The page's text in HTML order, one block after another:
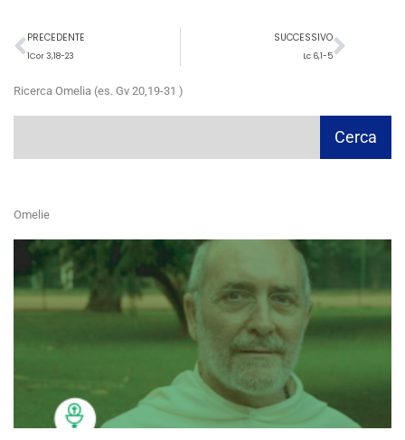
Precedente
PRECEDENTE
1Cor 3,18-23
SUCCESSIVO
Lc 6,1-5
Ricerca Omelia (es. Gv 20,19-31 )
Cerca
Omelie